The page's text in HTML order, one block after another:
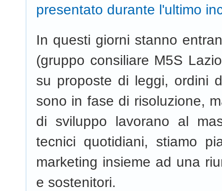
presentato durante l'ultimo
In questi giorni stanno
(gruppo consiliare M5S
su proposte di leggi, ordini
sono in fase di risoluzione,
di sviluppo lavorano al
tecnici quotidiani, stiamo
marketing insieme ad una
e sostenitori.